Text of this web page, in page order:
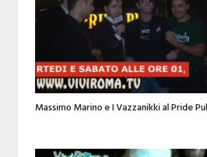
Massimo Marino e I Vazzanikki al Pride